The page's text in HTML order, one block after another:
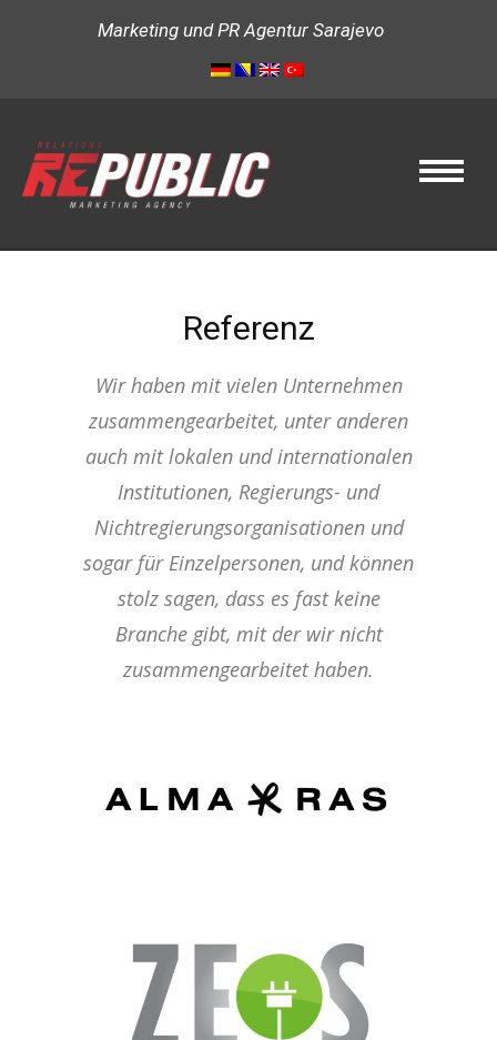
Marketing und PR Agentur Sarajevo
Referenz
Wir haben mit vielen Unternehmen
zusammengearbeitet, unter anderen
auch mit lokalen und internationalen
Institutionen, Regierungs- und
Nichtregierungsorganisationen und
sogar für Einzelpersonen, und können
stolz sagen, dass es fast keine
Branche gibt, mit der wir nicht
zusammengearbeitet haben.
ALMA RAS
ZEOS